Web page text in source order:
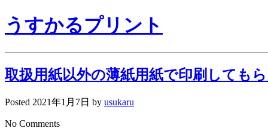
うすかるプリント
取扱用紙以外の薄紙用紙で印刷しても
Posted 2021年1月7日 by usukaru
No Comments